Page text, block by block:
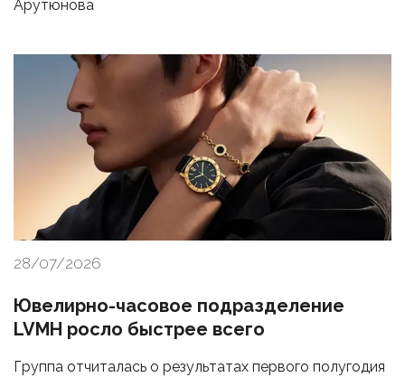
Арутюнова
28/07/2026
Ювелирно-часовое подразделение
LVMH росло быстрее всего
Группа отчиталась о результатах первого полугодия